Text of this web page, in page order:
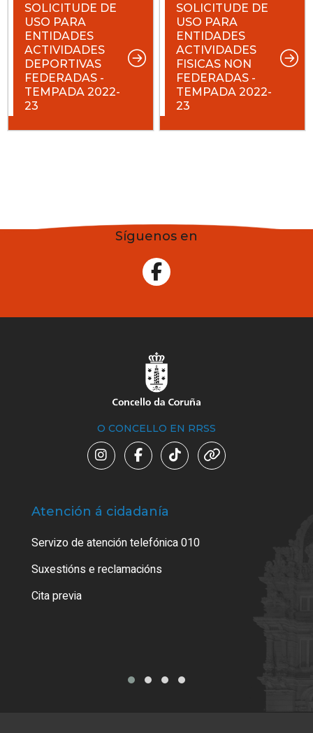
SOLICITUDE DE
USO PARA
ENTIDADES
ACTIVIDADES
DEPORTIVAS
FEDERADAS -
TEMPADA 2022-
23
SOLICITUDE DE
USO PARA
ENTIDADES
ACTIVIDADES
FISICAS NON
FEDERADAS -
TEMPADA 2022-
23
Síguenos en
O CONCELLO EN RRSS
Atención á cidadanía
Servizo de atención telefónica 010
Suxestións e reclamacións
Cita previa